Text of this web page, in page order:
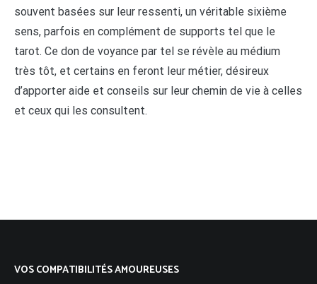
souvent basées sur leur ressenti, un véritable sixième
sens, parfois en complément de supports tel que le
tarot. Ce don de voyance par tel se révèle au médium
très tôt, et certains en feront leur métier, désireux
d’apporter aide et conseils sur leur chemin de vie à celles
et ceux qui les consultent.
VOS COMPATIBILITÉS AMOUREUSES